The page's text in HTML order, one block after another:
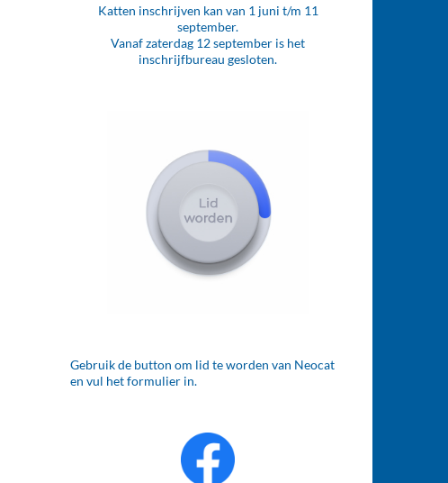
Katten inschrijven kan van 1 juni t/m 11
september.
Vanaf zaterdag 12 september is het
inschrijfbureau gesloten.
Gebruik de button om lid te worden van Neocat
en vul het formulier in.